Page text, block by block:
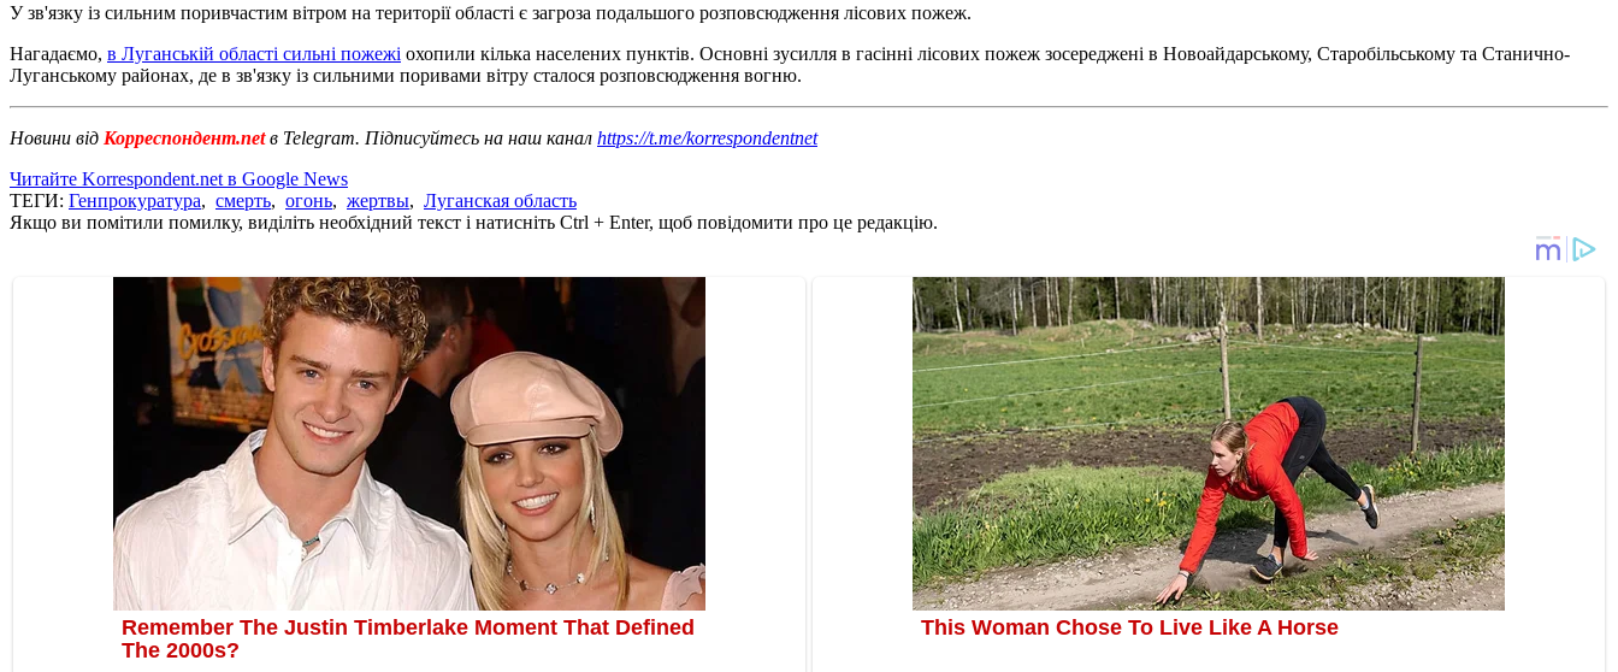
У зв'язку із сильним поривчастим вітром на території області є загроза подальшого розповсюдження лісових пожеж.
Нагадаємо, в Луганській області сильні пожежі охопили кілька населених пунктів. Основні зусилля в гасінні лісових пожеж зосереджені в Новоайдарському, Старобільському та Станично-
Луганському районах, де в зв'язку із сильними поривами вітру сталося розповсюдження вогню.
Новини від Корреспондент.netв Telegram. Підписуйтесь на наш канал https://t.me/korrespondentnet
Читайте Korrespondent.net в Google News
ТЕГИ: Генпрокуратура, смерть, огонь, жертвы, Луганская область
Якщо ви помітили помилку, виділіть необхідний текст і натисніть Ctrl + Enter, щоб повідомити про це редакцію.